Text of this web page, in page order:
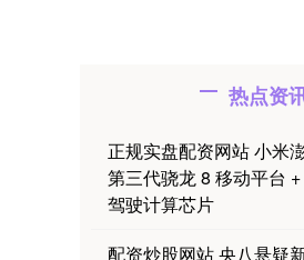
热点资
正规实盘配资网站 小米
第三代骁龙 8 移动平台
驾驶计算芯片
配资炒股网站 央八悬疑